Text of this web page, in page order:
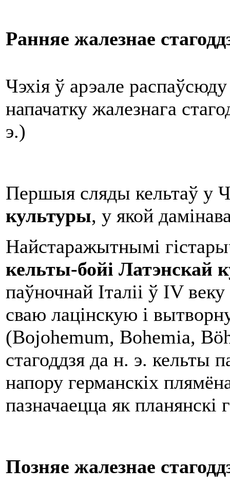
Ранняе жалезнае
Чэхія ў арэале
напачатку жалезнага
э.)
Першыя сляды кельтаў у
культуры, у якой
Найстаражытнымі
кельты-бойі Латэнскай
паўночнай Італіі ў IV
сваю лацінскую і
(Bojohemum, Bohemia,
стагоддзя да н. э. кельты
напору германскіх
пазначаецца як планянскі
Позняе жалезнае